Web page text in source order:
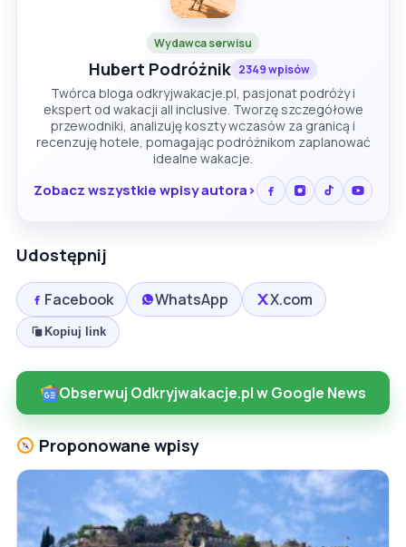
Wydawca serwisu
Hubert Podróżnik 2349 wpisów
Twórca bloga odkryjwakacje.pl, pasjonat podróży i
ekspert od wakacji all inclusive. Tworzę szczegółowe
przewodniki, analizuję koszty wczasów za granicą i
recenzuję hotele, pomagając podróżnikom zaplanować
idealne wakacje.
Zobacz wszystkie wpisy autora
Udostępnij
Facebook WhatsApp X.com
Kopiuj link
Obserwuj Odkryjwakacje.pl w Google News
Proponowane wpisy